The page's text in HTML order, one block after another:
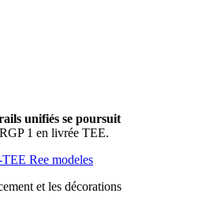
unifiés se poursuit
1 en livrée TEE.
et les décorations